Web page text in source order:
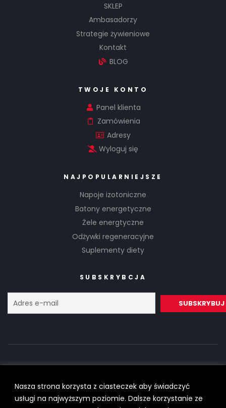
Nasza strona korzysta z ciasteczek aby świadczyć
usługi na najwyższym poziomie. Dalsze korzystanie ze
SKLEP
Ambasadorzy
Strategie żywieniowe
Kontakt
BLOG
TWOJE KONTO
Panel klienta
Zamówienia
Adresy
Wyloguj się
NAJPOPULARNIEJSZE
Napoje izotoniczne
Batony energetyczne
Żele energtyczne
Odżywki regeneracyjne
Suplementy diety
SUBSKRYBCJA
Copyright © 2022 SilesiaRunner.pl ITrener biegania
Reserved.